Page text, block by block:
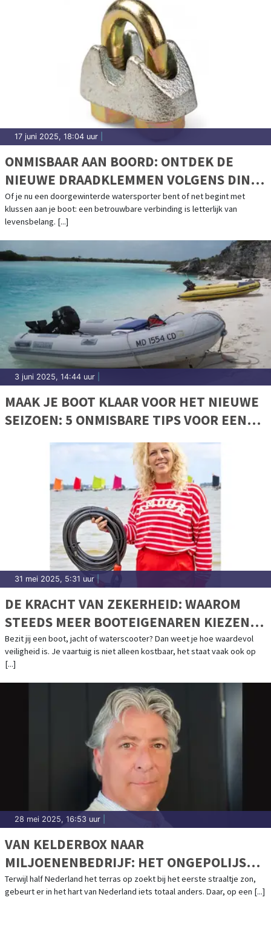
17 juni 2025, 18:04 uur
ONMISBAAR AAN BOORD: ONTDEK DE
NIEUWE DRAADKLEMMEN VOLGENS DIN
EN 13411-5
Of je nu een doorgewinterde watersporter bent of net begint met
klussen aan je boot: een betrouwbare verbinding is letterlijk van
levensbelang. [...]
3 juni 2025, 14:44 uur
MAAK JE BOOT KLAAR VOOR HET NIEUWE
SEIZOEN: 5 ONMISBARE TIPS VOOR EEN
VEILIGE VAART
31 mei 2025, 5:31 uur
DE KRACHT VAN ZEKERHEID: WAAROM
STEEDS MEER BOOTEIGENAREN KIEZEN
VOOR CAVO KABELSLOTEN
Bezit jij een boot, jacht of waterscooter? Dan weet je hoe waardevol
veiligheid is. Je vaartuig is niet alleen kostbaar, het staat vaak ook op
[...]
28 mei 2025, 16:53 uur
VAN KELDERBOX NAAR
MILJOENENBEDRIJF: HET ONGEPOLIJSTE
SUCCESVERHAAL VAN NAUTICGEAR.NL
Terwijl half Nederland het terras op zoekt bij het eerste straaltje zon,
gebeurt er in het hart van Nederland iets totaal anders. Daar, op een [...]